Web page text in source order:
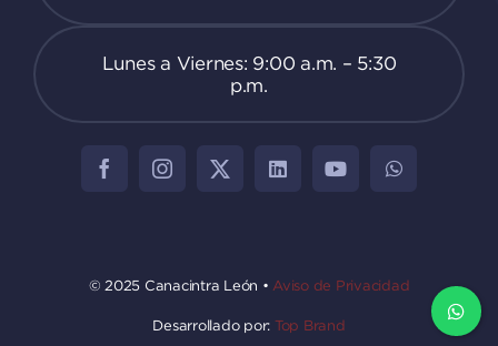
Lunes a Viernes: 9:00 a.m. – 5:30
p.m.
© 2025 Canacintra León • Aviso de Privacidad
Desarrollado por: Top Brand